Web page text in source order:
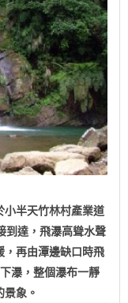
小半天竹林村產業道
到達，飛瀑高聳水聲
，再由潭邊缺口時飛
瀑，整個瀑布一靜
象。